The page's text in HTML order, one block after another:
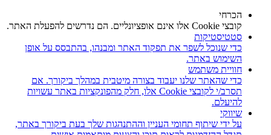
הכרחי
קובצי Cookie אלו אינם אופציונליים. הם נדרשים להפעלת האתר.
סטטיסטיקות
כדי שנוכל לשפר את תפקוד האתר ומבנהו, בהתבסס על אופן
השימוש באתר.
חוויית משתמש
כדי שהאתר שלנו יעבוד בצורה מיטבית במהלך ביקורך. אם
תסרב/י לקובצי Cookie אלו, חלק מהפונקציות באתר עשויות
להיעלם.
שיווקי
על ידי שיתוף תחומי העניין וההתנהגות שלך בעת ביקורך באתר,